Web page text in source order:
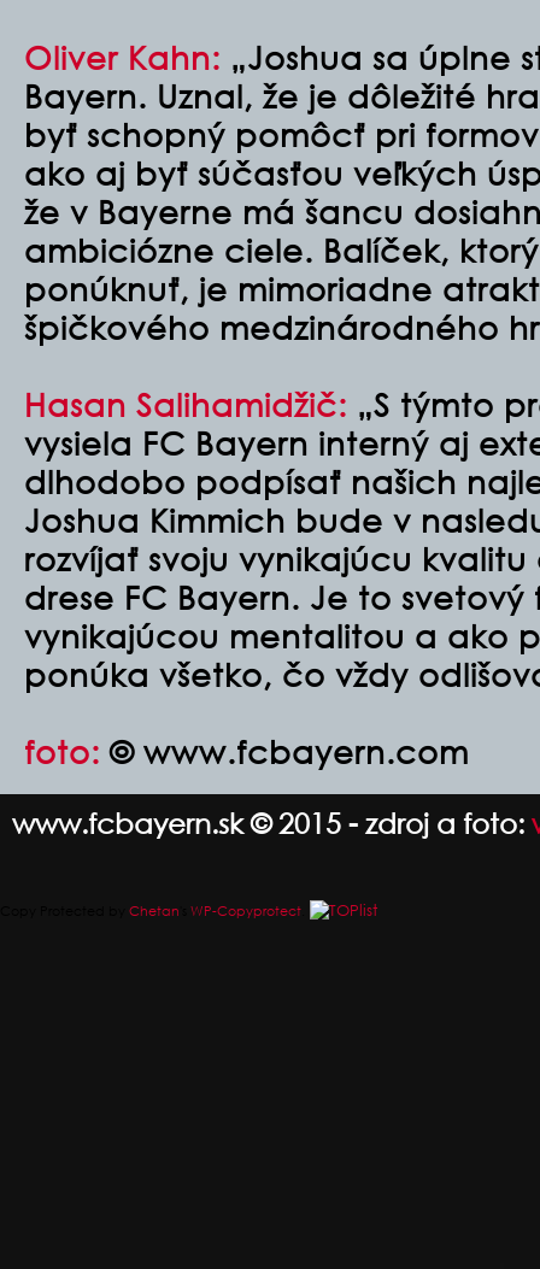
Oliver Kahn: „Joshua sa úplne
Bayern. Uznal, že je dôležité
byť schopný pomôcť pri
ako aj byť súčasťou veľkých
že v Bayerne má šancu
ambiciózne ciele. Balíček,
ponúknuť, je mimoriadne
špičkového medzinárodného
Hasan Salihamidžič: „S týmto
vysiela FC Bayern interný aj
dlhodobo podpísať našich
Joshua Kimmich bude v
rozvíjať svoju vynikajúcu
drese FC Bayern. Je to svetový
vynikajúcou mentalitou a ako
ponúka všetko, čo vždy
foto: © www.fcbayern.com
www.fcbayern.sk © 2015 - zdroj a foto:
Chetan WP-Copyprotect